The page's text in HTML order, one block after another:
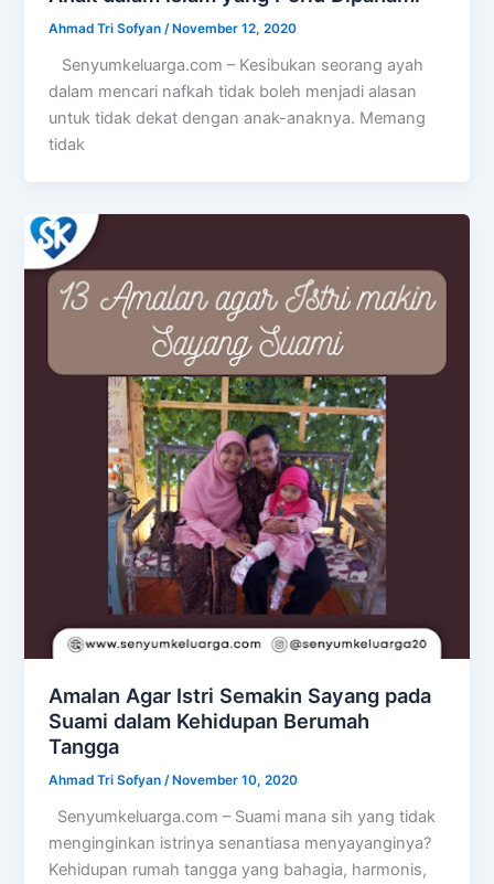
Ahmad Tri Sofyan/ November 12, 2020
Senyumkeluarga.com – Kesibukan seorang ayah
dalam mencari nafkah tidak boleh menjadi alasan
untuk tidak dekat dengan anak-anaknya. Memang
tidak
Amalan Agar Istri Semakin Sayang pada
Suami dalam Kehidupan Berumah
Tangga
Ahmad Tri Sofyan/ November 10, 2020
Senyumkeluarga.com – Suami mana sih yang tidak
menginginkan istrinya senantiasa menyayanginya?
Kehidupan rumah tangga yang bahagia, harmonis,